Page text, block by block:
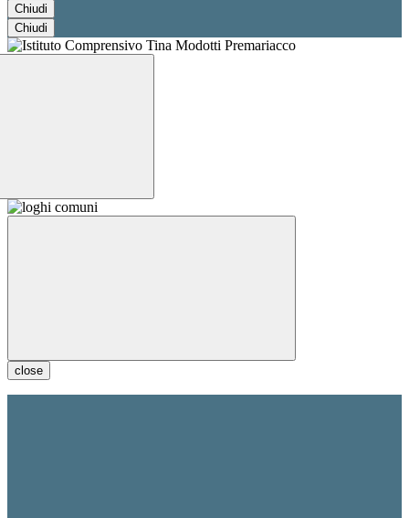
Chiudi
Chiudi
close